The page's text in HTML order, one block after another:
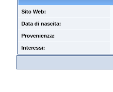
Sito Web:
Data di nascita:
Provenienza:
Interessi: